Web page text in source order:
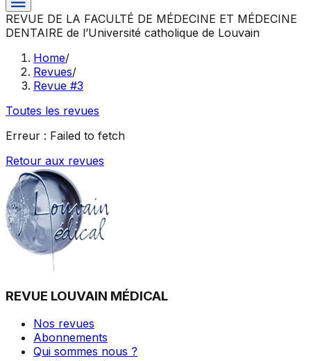
REVUE DE LA FACULTÉ DE MÉDECINE ET MÉDECINE
DENTAIRE de l’Université catholique de Louvain
Home/
Revues/
Revue #3
Toutes les revues
Erreur : Failed to fetch
Retour aux revues
REVUE LOUVAIN MÉDICAL
Nos revues
Abonnements
Qui sommes nous ?